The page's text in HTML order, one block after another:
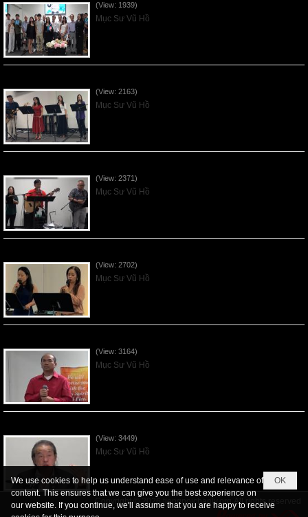
(View: 1939)
Mục Sư Vũ Hồ
(View: 2163)
Mục Sư Vũ Hồ
(View: 2371)
Mục Sư Vũ Hồ
(View: 2702)
Mục Sư Vũ Hồ
(View: 3164)
Mục Sư Vũ Hồ
(View: 3449)
Mục Sư Vũ Hồ
Copyright © 2026tiengnoichanly.orgAll rights reserved
OK
We use cookies to help us understand ease of use and relevance of
content. This ensures that we can give you the best experience on
our website. If you continue, we'll assume that you are happy to receive